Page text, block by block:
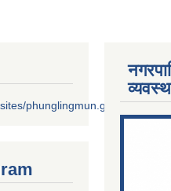
phunglingmun.gov.np/files/